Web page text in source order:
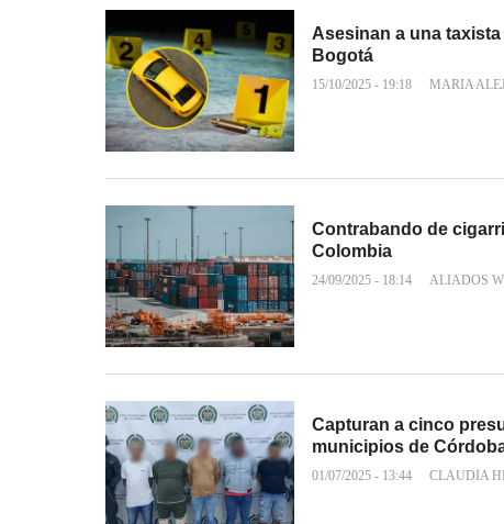
Asesinan a una
Bogotá
15/10/2025 - 19:18 MARIA
Contrabando de
Colombia
24/09/2025 - 18:14 ALIADOS
Capturan a cinco
municipios de
01/07/2025 - 13:44 CLAUDIA